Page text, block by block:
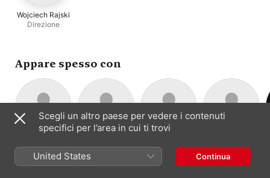
Wojciech Rajski
Direzione
Appare spesso con
Radio
Symphony
Orchestra radio
Staatsorchester
Orchestra
Pianoforte
Radiophilharmon
ie
Orchestra radio
Scegli un altro paese per vedere i contenuti
specifici per l’area in cui ti trovi
United States Continua